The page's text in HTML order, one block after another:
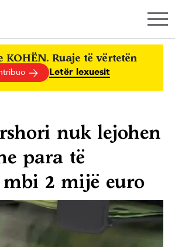
KOHËN. Ruaje të vërtetën
Letër lexuesit
nuk lejohen
para të
mbi 2 mijë euro